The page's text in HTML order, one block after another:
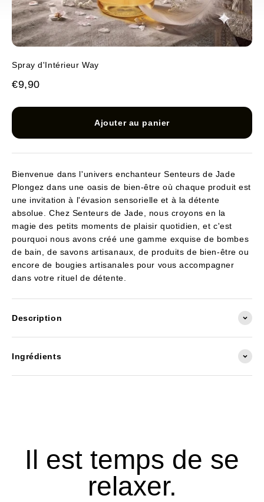
Spray d'Intérieur Way
Prix de vente
€9,90
Ajouter au panier
Bienvenue dans l'univers enchanteur Senteurs de Jade
Plongez dans une oasis de bien-être où chaque produit est
une invitation à l'évasion sensorielle et à la détente
absolue. Chez Senteurs de Jade, nous croyons en la
magie des petits moments de plaisir quotidien, et c'est
pourquoi nous avons créé une gamme exquise de bombes
de bain, de savons artisanaux, de produits de bien-être ou
encore de bougies artisanales pour vous accompagner
dans votre rituel de détente.
Description
Ingrédients
Il est temps de se
relaxer.